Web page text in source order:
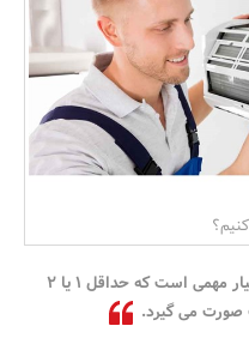
بانک، بیمه و سرمایه
مسکن و ساختمان
سرویس کولر گازی یک عملیات بسیار مهمی است که حداقل 1 یا 2
صورت می گیرد.